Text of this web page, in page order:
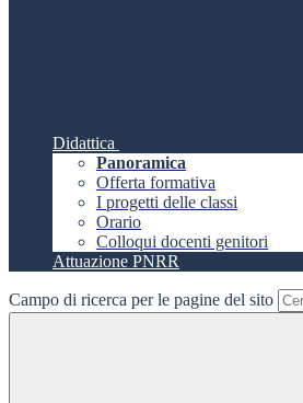
Didattica
Panoramica
Offerta formativa
I progetti delle classi
Orario
Colloqui docenti genitori
Attuazione PNRR
Campo di ricerca per le pagine del sito